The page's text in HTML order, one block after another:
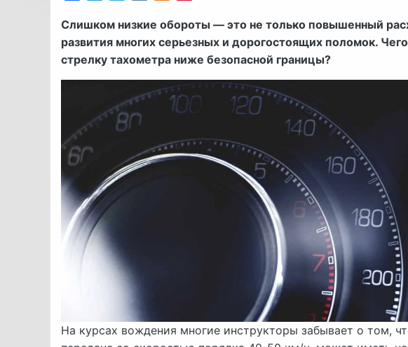
Слишком низкие обороты — это не только повышенный
развития многих серьезных и дорогостоящих поломок.
стрелку тахометра ниже безопасной границы?
На курсах вождения многие инструкторы забывает о том,